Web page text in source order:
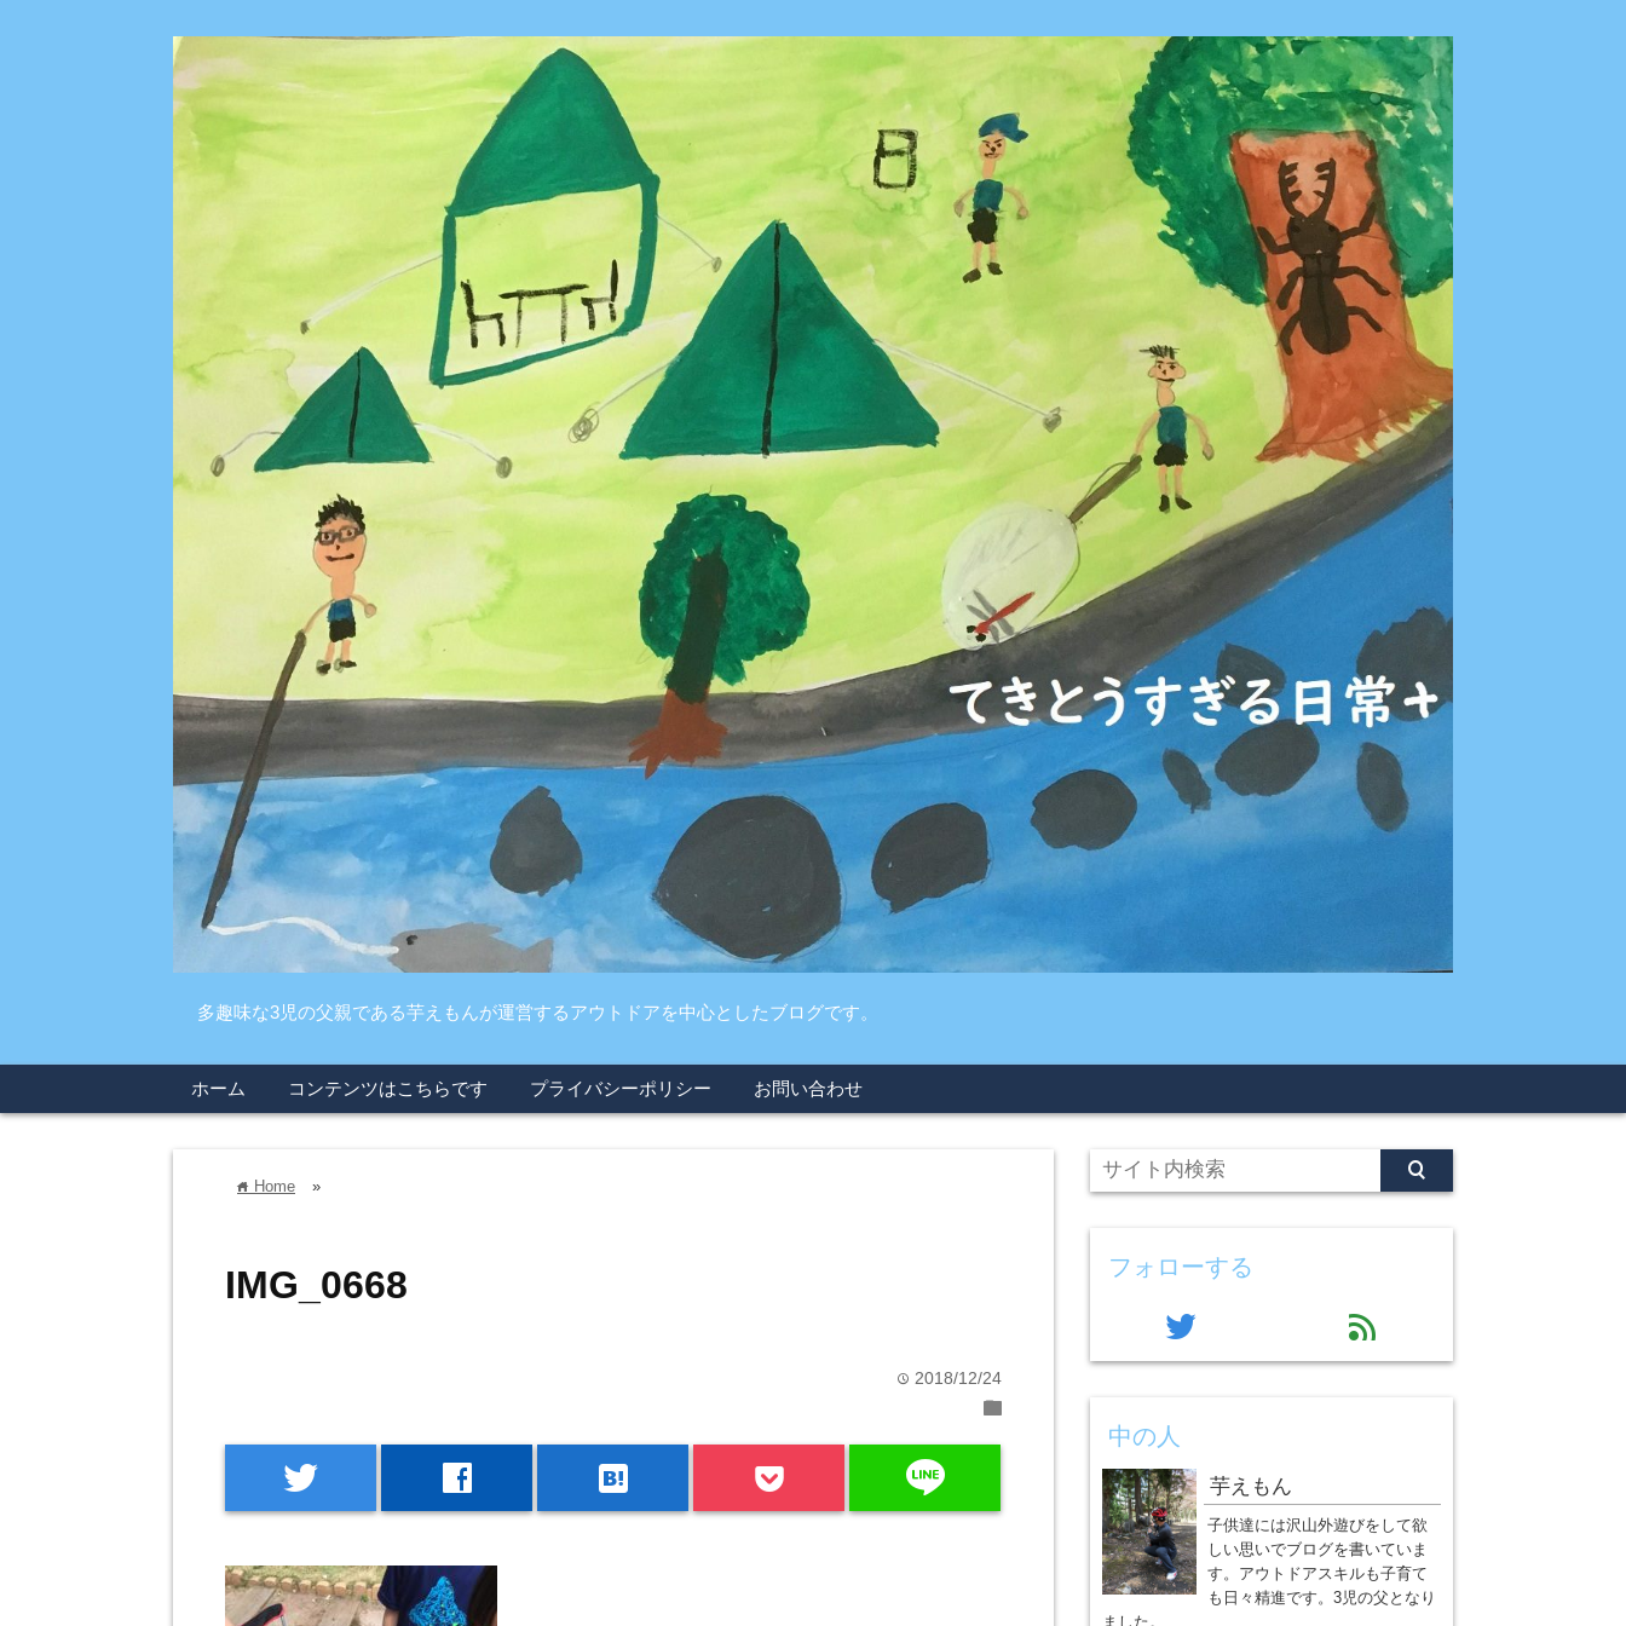
多趣味な3児の父親である芋えもんが運営するアウトドアを中心としたブログです。
ホーム コンテンツはこちらです プライバシーポリシー お問い合わせ
home Home »
IMG_0668
time 2018/12/24
folder
twitter facebook hatenabookmark line
フォローする
twitter feed
中の人
芋えもん
子供達には沢山外遊びをして欲
しい思いでブログを書いていま
す。アウトドアスキルも子育て
も日々精進です。3児の父となり
ました。